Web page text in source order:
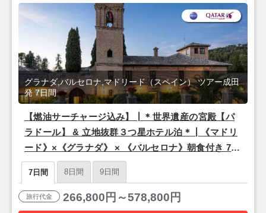
【燃油サーチャージ込み】┃＊世界遺産の宮殿【パ
ラドール】 & 立地抜群３つ星ホテル泊＊┃《マドリ
ード》×《グラナダ》 × 《バルセロナ》朝食付き 7日
間【成田発/カタール航空利用】
グラナダ,バルセロナ,マドリード（スペイン） ツアー成田
発 7日間
7日間 8日間 9日間
旅行代金 266,800円～578,800円